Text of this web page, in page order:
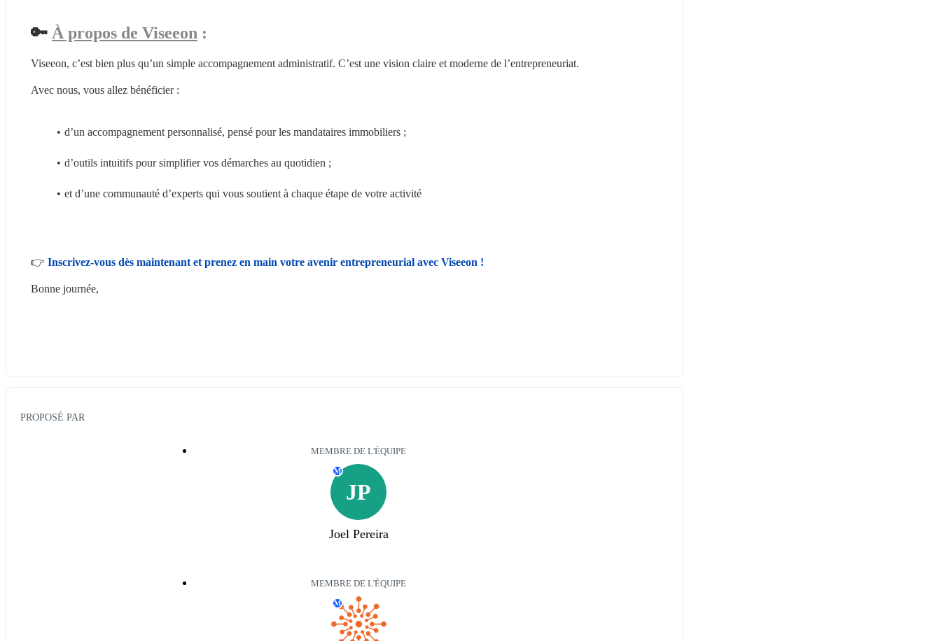
🔑 À propos de Viseeon :
Viseeon, c’est bien plus qu’un simple accompagnement administratif. C’est une vision claire et moderne de l’entrepreneuriat.
Avec nous, vous allez bénéficier :
d’un accompagnement personnalisé, pensé pour les mandataires immobiliers ;
d’outils intuitifs pour simplifier vos démarches au quotidien ;
et d’une communauté d’experts qui vous soutient à chaque étape de votre activité
👉 Inscrivez-vous dès maintenant et prenez en main votre avenir entrepreneurial avec Viseeon !
Bonne journée,
PROPOSÉ PAR
MEMBRE DE L'ÉQUIPE
JP
M
Joel Pereira
MEMBRE DE L'ÉQUIPE
M